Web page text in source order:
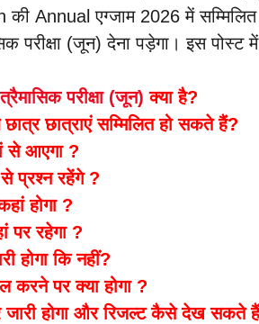
की Annual एग्जाम 2026 में
परीक्षा (जून) देना पड़ेगा। इस
त्रैमासिक परीक्षा (जून) क्या है?
छात्राएं सम्मिलित हो सकते हैं?
से आएगा ?
प्रश्न रहेंगे ?
होगा ?
पर रहेगा ?
होगा कि नहीं?
करने पर क्या होगा ?
जारी होगा और रिजल्ट कैसे देख सकते